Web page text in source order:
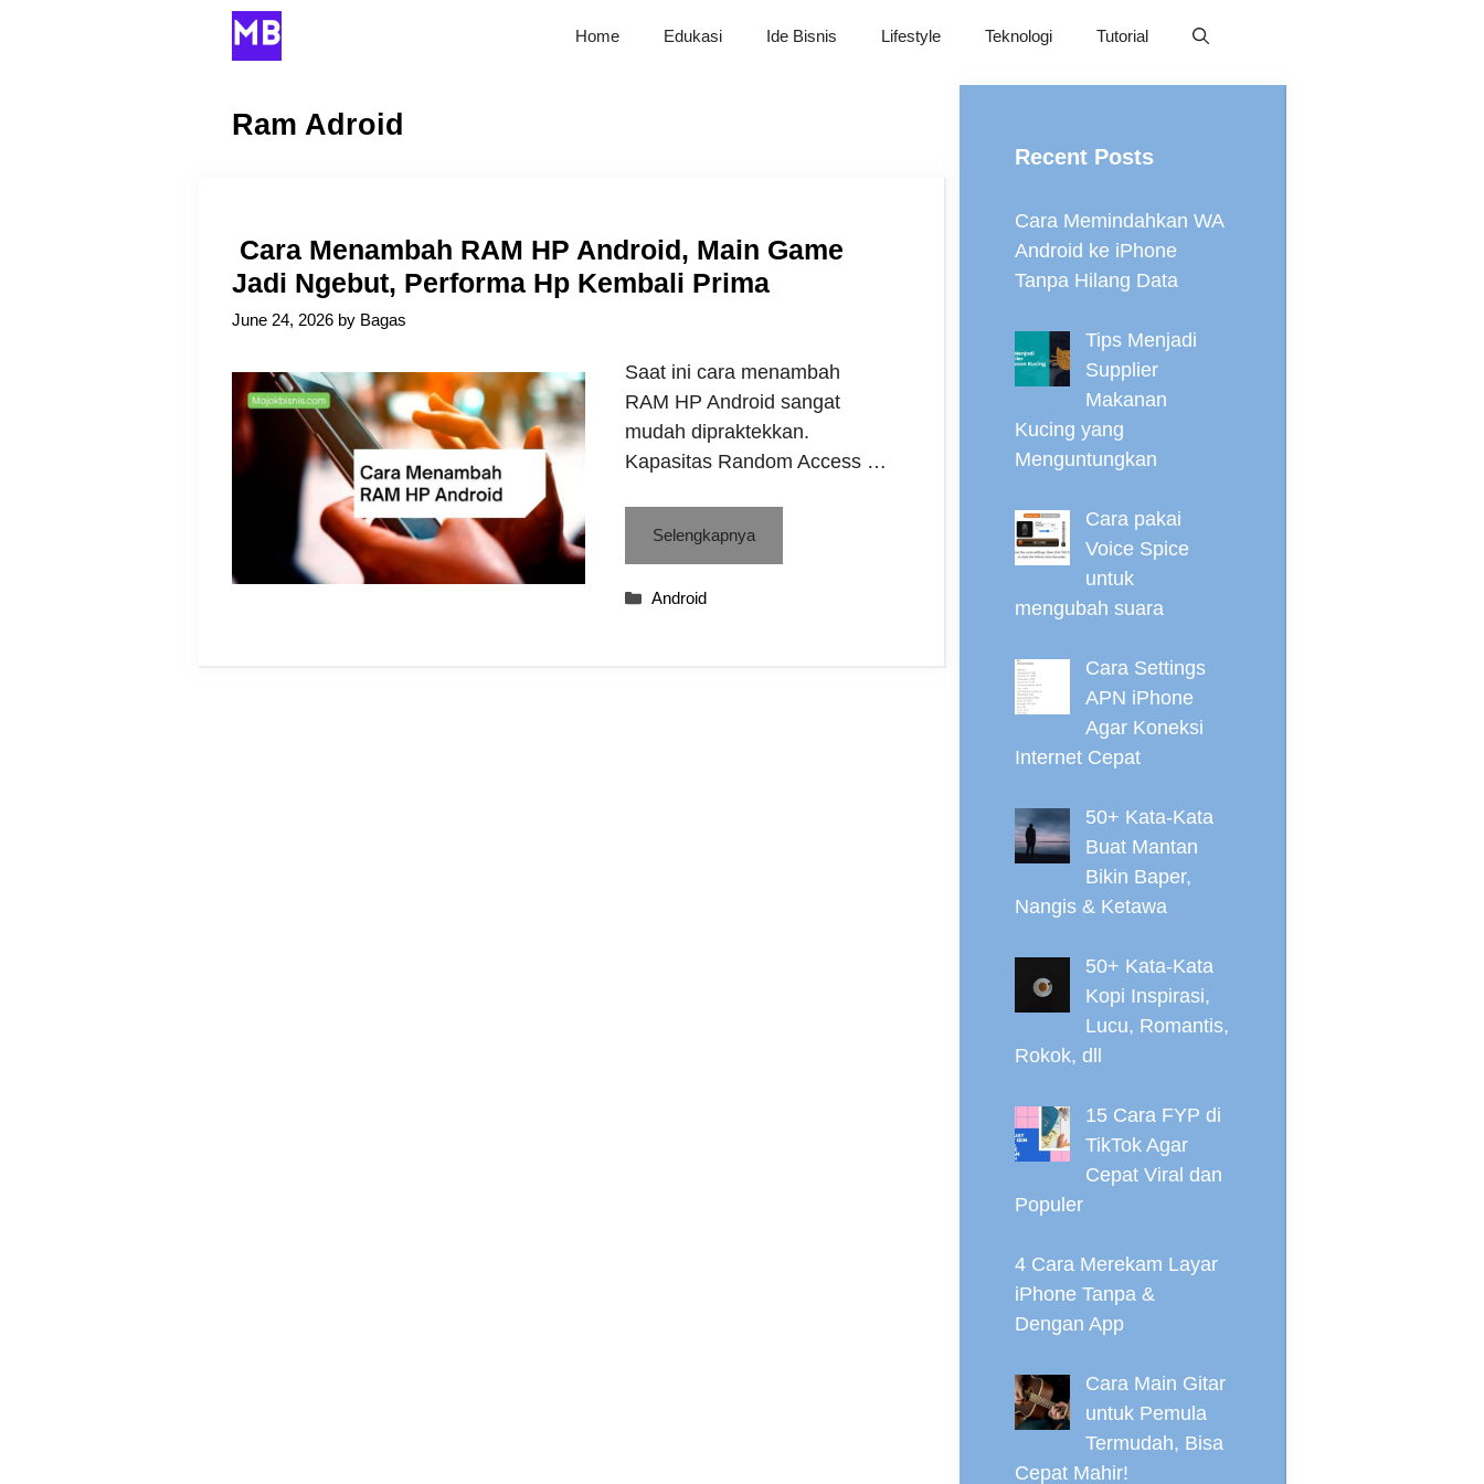
Home Edukasi Ide Bisnis Lifestyle Teknologi Tutorial
Ram Adroid
Cara Menambah RAM HP Android, Main Game
Jadi Ngebut, Performa Hp Kembali Prima
June 24, 2026 by Bagas
Saat ini cara menambah
RAM HP Android sangat
mudah dipraktekkan.
Kapasitas Random Access …
Selengkapnya
Categories
Android
Recent Posts
Cara Memindahkan WA
Android ke iPhone
Tanpa Hilang Data
Tips Menjadi
Supplier
Makanan
Kucing yang
Menguntungkan
Cara pakai
Voice Spice
untuk
mengubah suara
Cara Settings
APN iPhone
Agar Koneksi
Internet Cepat
50+ Kata-Kata
Buat Mantan
Bikin Baper,
Nangis & Ketawa
50+ Kata-Kata
Kopi Inspirasi,
Lucu, Romantis,
Rokok, dll
15 Cara FYP di
TikTok Agar
Cepat Viral dan
Populer
4 Cara Merekam Layar
iPhone Tanpa &
Dengan App
Cara Main Gitar
untuk Pemula
Termudah, Bisa
Cepat Mahir!